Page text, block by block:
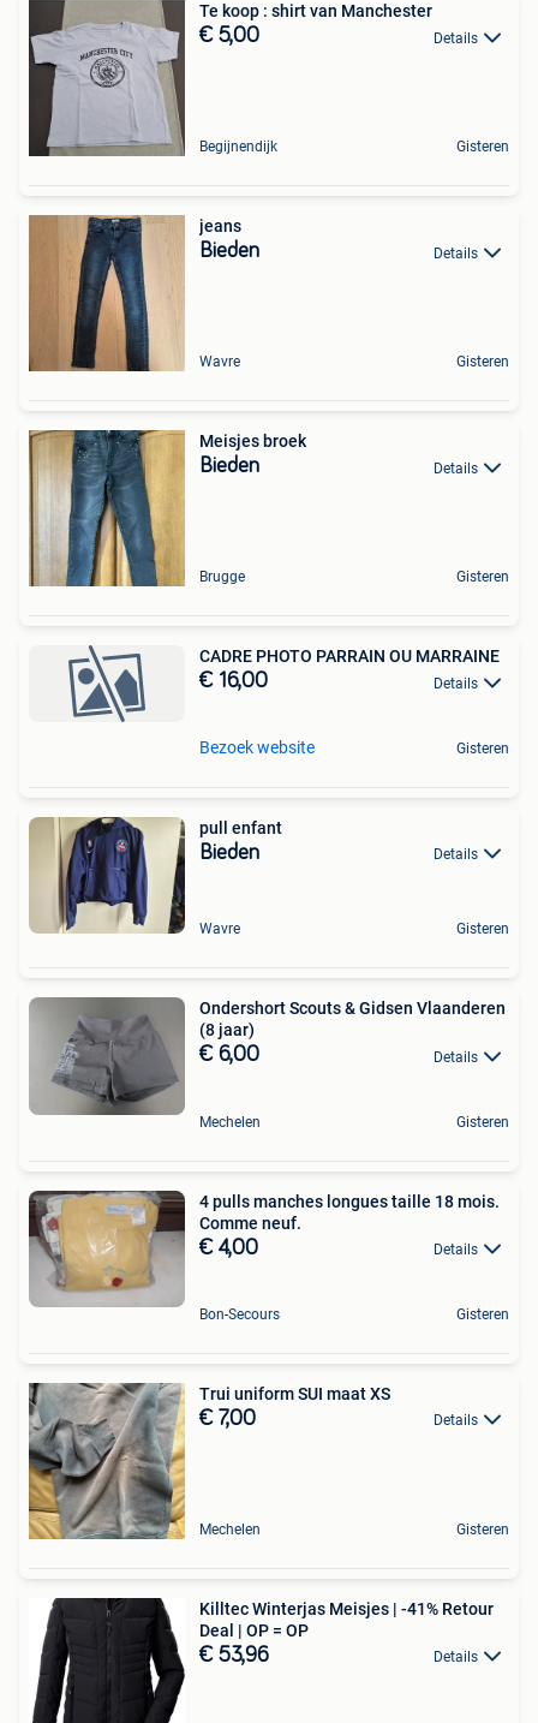
Te koop : shirt van Manchester
€ 5,00 Details
Begijnendijk Gisteren
jeans
Bieden Details
Wavre Gisteren
Meisjes broek
Bieden Details
Brugge Gisteren
CADRE PHOTO PARRAIN OU MARRAINE
€ 16,00 Details
Bezoek website Gisteren
pull enfant
Bieden Details
Wavre Gisteren
Ondershort Scouts & Gidsen Vlaanderen
(8 jaar)
€ 6,00 Details
Mechelen Gisteren
4 pulls manches longues taille 18 mois.
Comme neuf.
€ 4,00 Details
Bon-Secours Gisteren
Trui uniform SUI maat XS
€ 7,00 Details
Mechelen Gisteren
Killtec Winterjas Meisjes | -41% Retour
Deal | OP = OP
€ 53,96 Details